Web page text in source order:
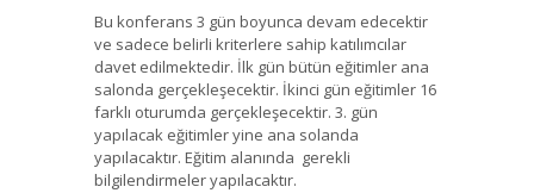
Bu konferans 3 gün boyunca devam edecektir
ve sadece belirli kriterlere sahip katılımcılar
davet edilmektedir. İlk gün bütün eğitimler ana
salonda gerçekleşecektir. İkinci gün eğitimler 16
farklı oturumda gerçekleşecektir. 3. gün
yapılacak eğitimler yine ana solanda
yapılacaktır. Eğitim alanında gerekli
bilgilendirmeler yapılacaktır.